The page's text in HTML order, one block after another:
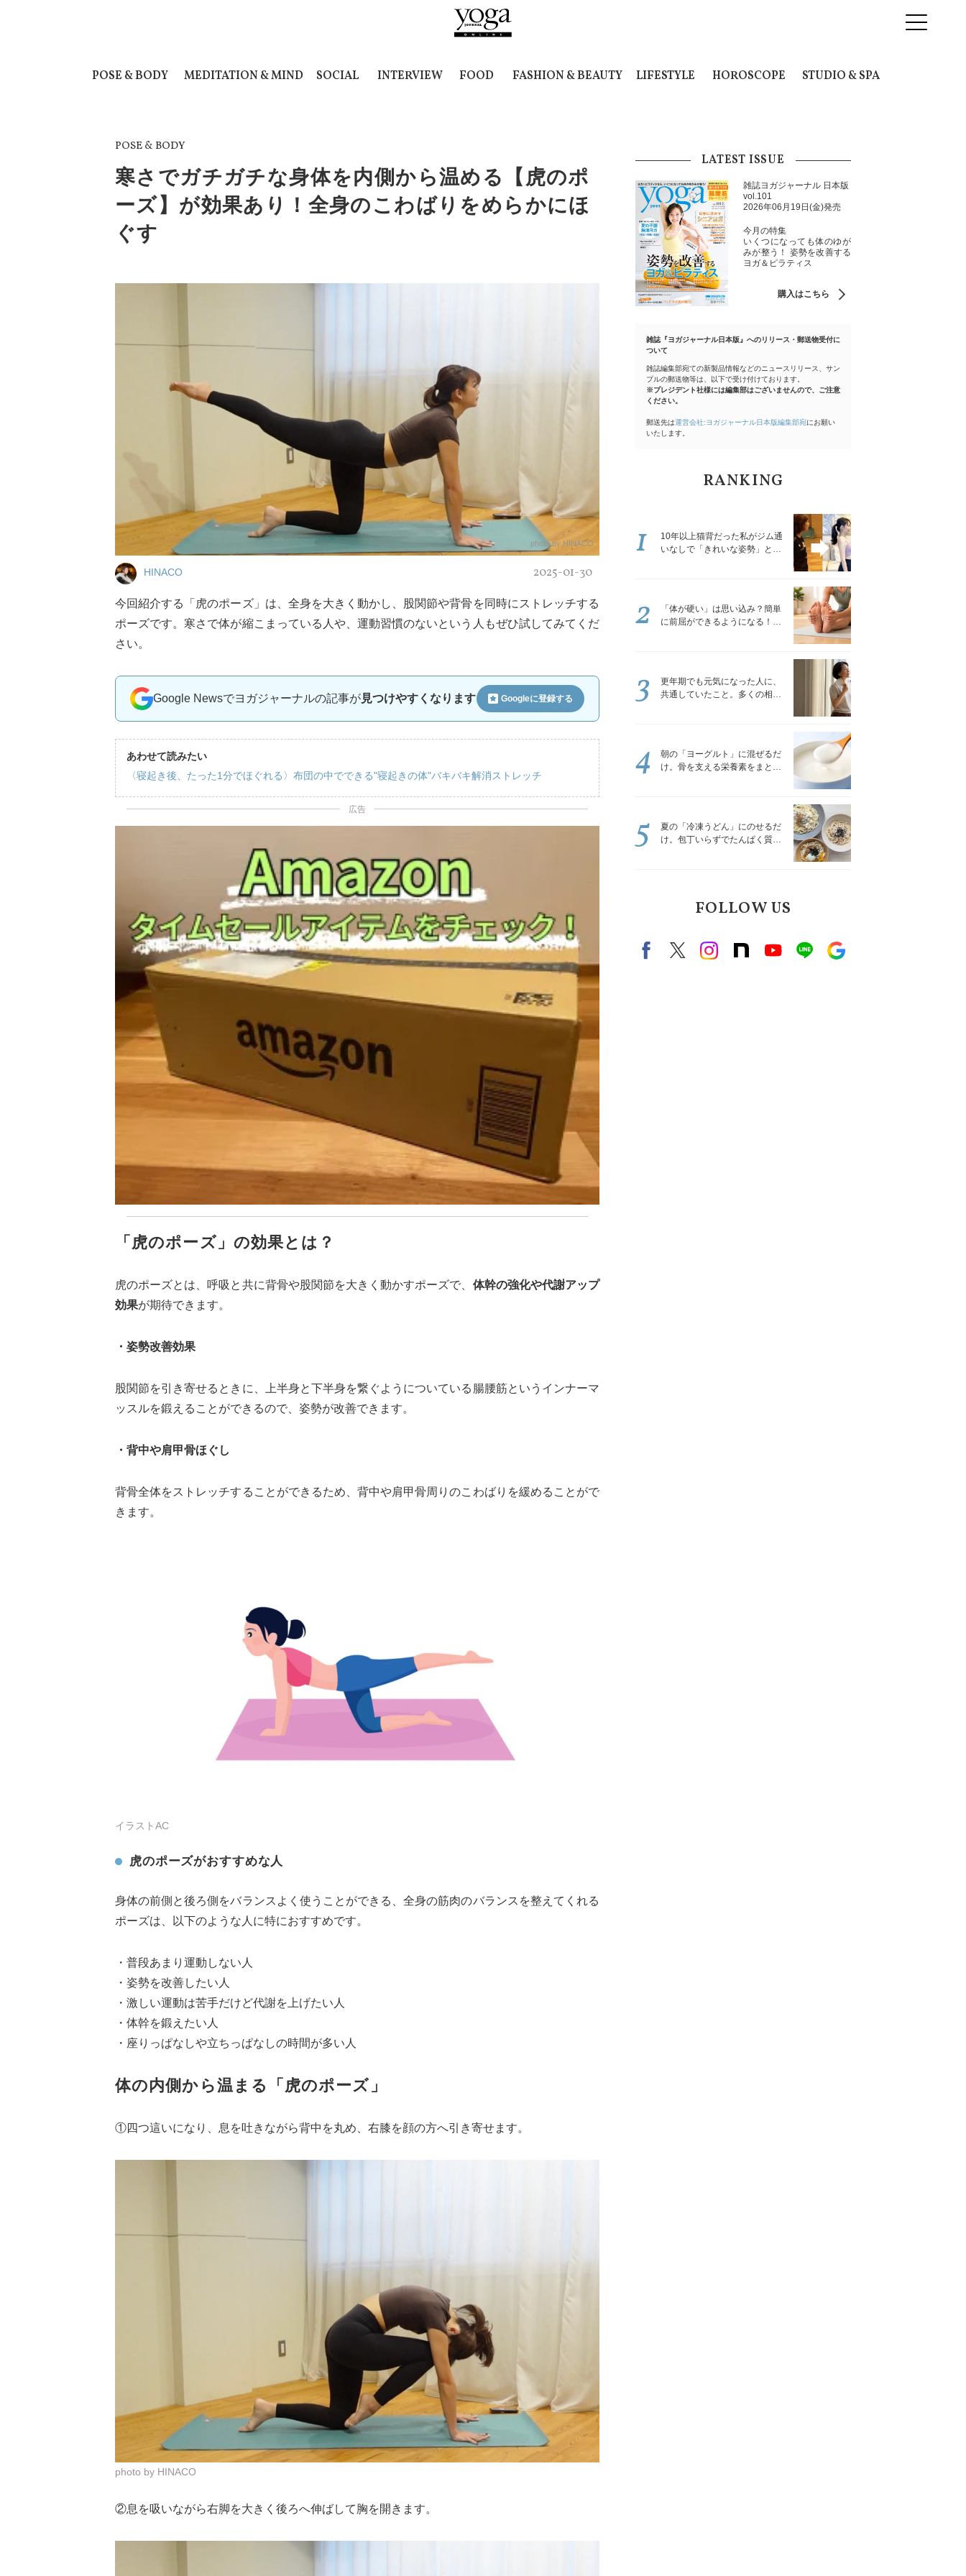
POSE & BODY MEDITATION & MIND SOCIAL INTERVIEW FOOD FASHION & BEAUTY LIFESTYLE HOROSCOPE STUDIO & SPA
POSE & BODY
寒さでガチガチな身体を内側から温める【虎のポ
ーズ】が効果あり！全身のこわばりをめらかにほ
ぐす
photo by HINACO
HINACO 2025-01-30
今回紹介する「虎のポーズ」は、全身を大きく動かし、股関節や背骨を同時にストレッチする
ポーズです。寒さで体が縮こまっている人や、運動習慣のないという人もぜひ試してみてくだ
さい。
Google Newsでヨガジャーナルの記事が見つけやすくなります Googleに登録する
あわせて読みたい
〈寝起き後、たった1分でほぐれる〉布団の中でできる"寝起きの体"バキバキ解消ストレッチ
広告
「虎のポーズ」の効果とは？
虎のポーズとは、呼吸と共に背骨や股関節を大きく動かすポーズで、 体幹の強化や代謝アップ
効果が期待できます。
・姿勢改善効果
股関節を引き寄せるときに、上半身と下半身を繋ぐようについている腸腰筋というインナーマ
ッスルを鍛えることができるので、姿勢が改善できます。
・背中や肩甲骨ほぐし
背骨全体をストレッチすることができるため、背中や肩甲骨周りのこわばりを緩めることがで
きます。
イラストAC
虎のポーズがおすすめな人
身体の前側と後ろ側をバランスよく使うことができる、全身の筋肉のバランスを整えてくれる
ポーズは、以下のような人に特におすすめです。
・普段あまり運動しない人
・姿勢を改善したい人
・激しい運動は苦手だけど代謝を上げたい人
・体幹を鍛えたい人
・座りっぱなしや立ちっぱなしの時間が多い人
体の内側から温まる「虎のポーズ」
①四つ這いになり、息を吐きながら背中を丸め、右膝を顔の方へ引き寄せます。
photo by HINACO
②息を吸いながら右脚を大きく後ろへ伸ばして胸を開きます。
LATEST ISSUE
雑誌ヨガジャーナル 日本版
vol.101
2026年06月19日(金)発売
今月の特集
いくつになっても体のゆが
みが整う！ 姿勢を改善する
ヨガ＆ピラティス
購入はこちら
雑誌『ヨガジャーナル日本版』へのリリース・郵送物受付に
ついて
雑誌編集部宛ての新製品情報などのニュースリリース、サン
プルの郵送物等は、以下で受け付けております。
※プレジデント社様には編集部はございませんので、ご注意
ください。
郵送先は運営会社:ヨガジャーナル日本版編集部宛にお願い
いたします。
RANKING
10年以上猫背だった私がジム通
いなしで「きれいな姿勢」と褒
1
「体が硬い」は思い込み？簡単
に前屈ができるようになる！腿
2
更年期でも元気になった人に、
共通していたこと。多くの相談
3
朝の「ヨーグルト」に混ぜるだ
け。骨を支える栄養素をまとめ
4
夏の「冷凍うどん」にのせるだ
け。包丁いらずでたんぱく質を
5
FOLLOW US
FacebookX（旧twitter）
instagram
note Youtubeline